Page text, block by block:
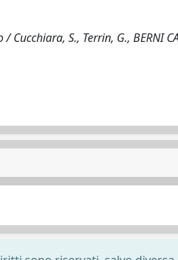
S., Terrin, G., BERNI